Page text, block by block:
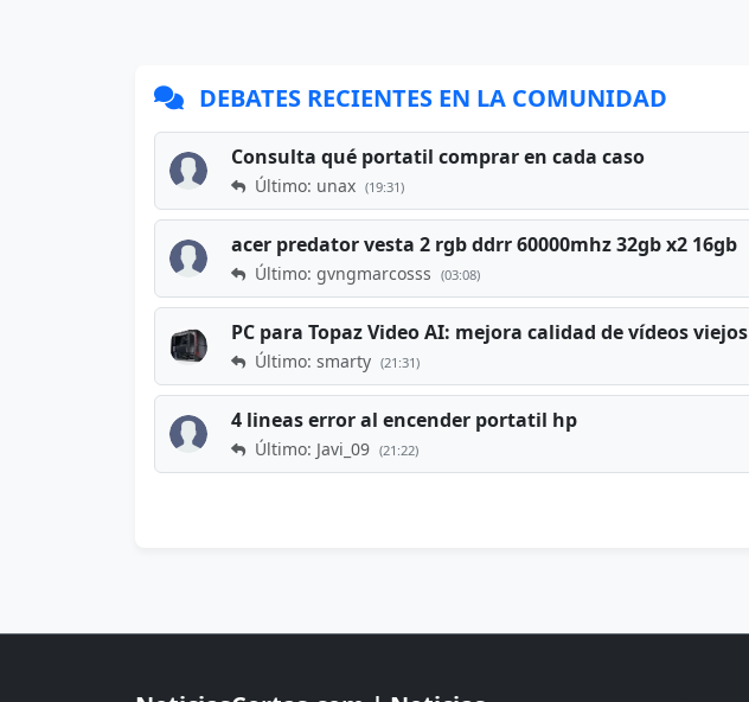
DEBATES RECIENTES EN LA COMUNIDAD
Consulta qué portatil comprar en cada caso
Último: unax (19:31)
acer predator vesta 2 rgb ddrr 60000mhz 32gb x2 16gb
Último: gvngmarcosss (03:08)
PC para Topaz Video AI: mejora calidad de vídeos viejos
Último: smarty (21:31)
4 lineas error al encender portatil hp
Último: Javi_09 (21:22)